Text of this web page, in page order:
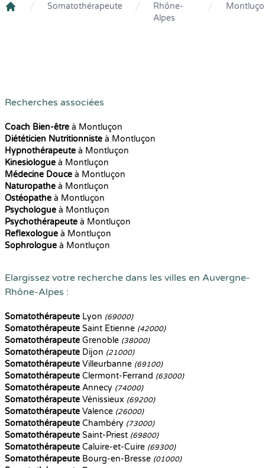
Somatothérapeute
Rhône-
Alpes
Recherches associées
Coach Bien-être à Montluçon
Diététicien Nutritionniste à Montluçon
Hypnothérapeute à Montluçon
Kinesiologue à Montluçon
Médecine Douce à Montluçon
Naturopathe à Montluçon
Ostéopathe à Montluçon
Psychologue à Montluçon
Psychothérapeute à Montluçon
Reflexologue à Montluçon
Sophrologue à Montluçon
Elargissez votre recherche dans les villes en Auvergne-
Rhône-Alpes :
Somatothérapeute Lyon (69000)
Somatothérapeute Saint Etienne (42000)
Somatothérapeute Grenoble (38000)
Somatothérapeute Dijon (21000)
Somatothérapeute Villeurbanne (69100)
Somatothérapeute Clermont-Ferrand (63000)
Somatothérapeute Annecy (74000)
Somatothérapeute Vénissieux (69200)
Somatothérapeute Valence (26000)
Somatothérapeute Chambéry (73000)
Somatothérapeute Saint-Priest (69800)
Somatothérapeute Caluire-et-Cuire (69300)
Somatothérapeute Bourg-en-Bresse (01000)